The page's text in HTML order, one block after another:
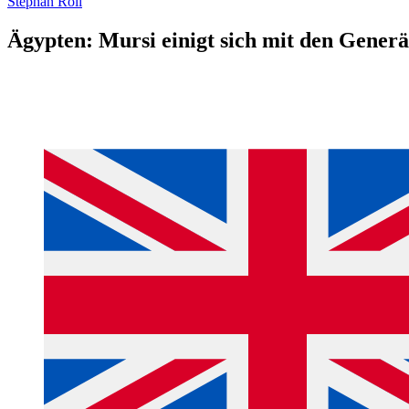
Ägypten: Mursi einigt sich mit den